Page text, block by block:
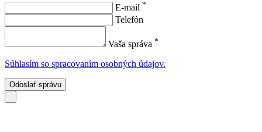
E-mail *
Telefón
Vaša správa *
Súhlasím so spracovaním osobných údajov.